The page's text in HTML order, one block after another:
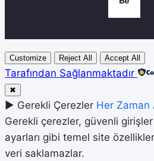
Customize Reject All Accept All
Tarafından Sağlanmaktadır
✖
► Gerekli Çerezler Her Zaman
Gerekli çerezler, güvenli
ayarları gibi temel site
veri saklamazlar.